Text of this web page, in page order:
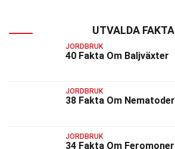
UTVALDA FAKTA
JORDBRUK
40 Fakta Om Baljväxter
JORDBRUK
38 Fakta Om Nematoder
JORDBRUK
34 Fakta Om Feromoner